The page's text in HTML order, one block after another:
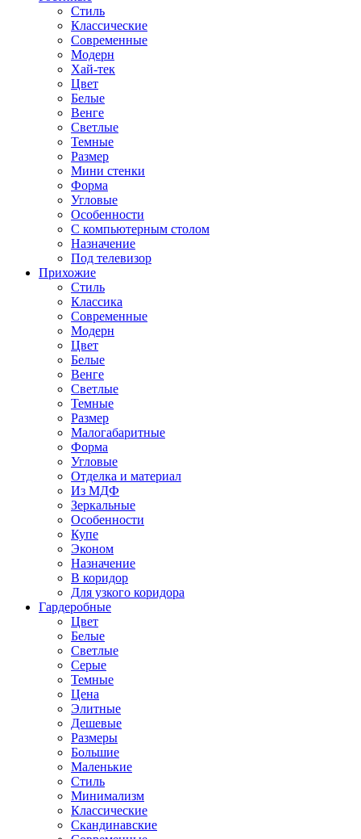
Стиль
Классические
Современные
Модерн
Хай-тек
Цвет
Белые
Венге
Светлые
Темные
Размер
Мини стенки
Форма
Угловые
Особенности
С компьютерным столом
Назначение
Под телевизор
Прихожие
Стиль
Классика
Современные
Модерн
Цвет
Белые
Венге
Светлые
Темные
Размер
Малогабаритные
Форма
Угловые
Отделка и материал
Из МДФ
Зеркальные
Особенности
Купе
Эконом
Назначение
В коридор
Для узкого коридора
Гардеробные
Цвет
Белые
Светлые
Серые
Темные
Цена
Элитные
Дешевые
Размеры
Большие
Маленькие
Стиль
Минимализм
Классические
Скандинавские